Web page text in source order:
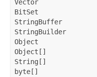
Vector
BitSet
StringBuffer
StringBuilder
Object
Object[]
String[]
byte[]